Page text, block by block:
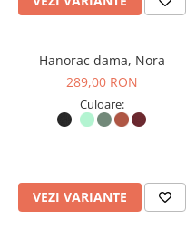
Hanorac dama, Nora
289,00 RON
Culoare:
VEZI VARIANTE